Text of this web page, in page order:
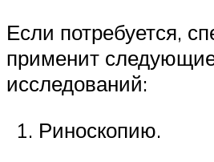
Если потребуется,
применит
исследований:
Риноскопию.